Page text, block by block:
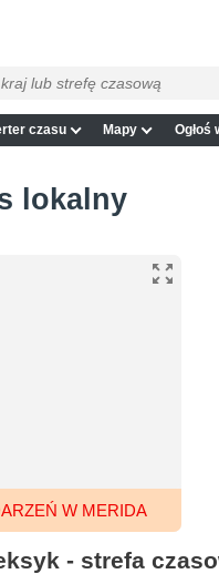
czasu Mapy Ogłoś
lokalny
W MERIDA
- strefa